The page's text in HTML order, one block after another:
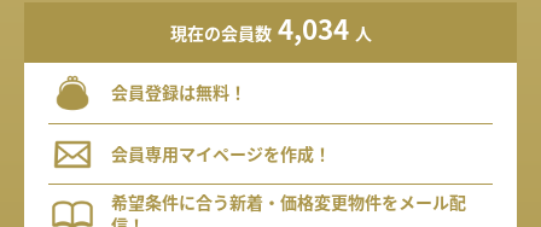
現在の会員数 4,034 人
会員登録は無料！
会員専用マイページを作成！
希望条件に合う新着・価格変更物件をメール配